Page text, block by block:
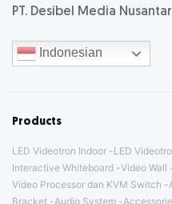
PT. Desibel Media
Indonesian
Products
LED Videotron Indoor LED
Interactive Whiteboard Video Wall
Video Processor dan KVM Switch
Bracket
Audio System